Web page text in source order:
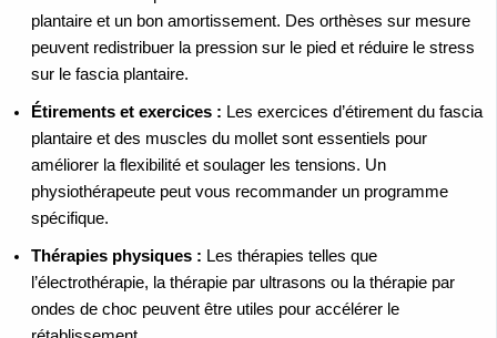
plantaire et un bon amortissement. Des orthèses sur mesure
peuvent redistribuer la pression sur le pied et réduire le stress
sur le fascia plantaire.
Étirements et exercices : Les exercices d’étirement du fascia
plantaire et des muscles du mollet sont essentiels pour
améliorer la flexibilité et soulager les tensions. Un
physiothérapeute peut vous recommander un programme
spécifique.
Thérapies physiques : Les thérapies telles que
l’électrothérapie, la thérapie par ultrasons ou la thérapie par
ondes de choc peuvent être utiles pour accélérer le